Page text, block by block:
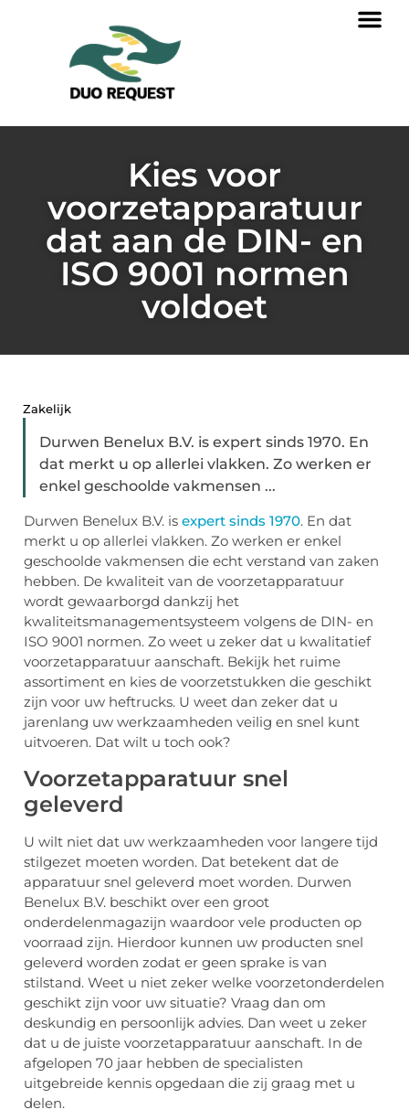
Kies voor
voorzetapparatuur
dat aan de DIN- en
ISO 9001 normen
voldoet
Zakelijk
Durwen Benelux B.V. is expert sinds 1970. En
dat merkt u op allerlei vlakken. Zo werken er
enkel geschoolde vakmensen ...
Durwen Benelux B.V. is expert sinds 1970. En dat
merkt u op allerlei vlakken. Zo werken er enkel
geschoolde vakmensen die echt verstand van zaken
hebben. De kwaliteit van de voorzetapparatuur
wordt gewaarborgd dankzij het
kwaliteitsmanagementsysteem volgens de DIN- en
ISO 9001 normen. Zo weet u zeker dat u kwalitatief
voorzetapparatuur aanschaft. Bekijk het ruime
assortiment en kies de voorzetstukken die geschikt
zijn voor uw heftrucks. U weet dan zeker dat u
jarenlang uw werkzaamheden veilig en snel kunt
uitvoeren. Dat wilt u toch ook?
Voorzetapparatuur snel
geleverd
U wilt niet dat uw werkzaamheden voor langere tijd
stilgezet moeten worden. Dat betekent dat de
apparatuur snel geleverd moet worden. Durwen
Benelux B.V. beschikt over een groot
onderdelenmagazijn waardoor vele producten op
voorraad zijn. Hierdoor kunnen uw producten snel
geleverd worden zodat er geen sprake is van
stilstand. Weet u niet zeker welke voorzetonderdelen
geschikt zijn voor uw situatie? Vraag dan om
deskundig en persoonlijk advies. Dan weet u zeker
dat u de juiste voorzetapparatuur aanschaft. In de
afgelopen 70 jaar hebben de specialisten
uitgebreide kennis opgedaan die zij graag met u
delen.